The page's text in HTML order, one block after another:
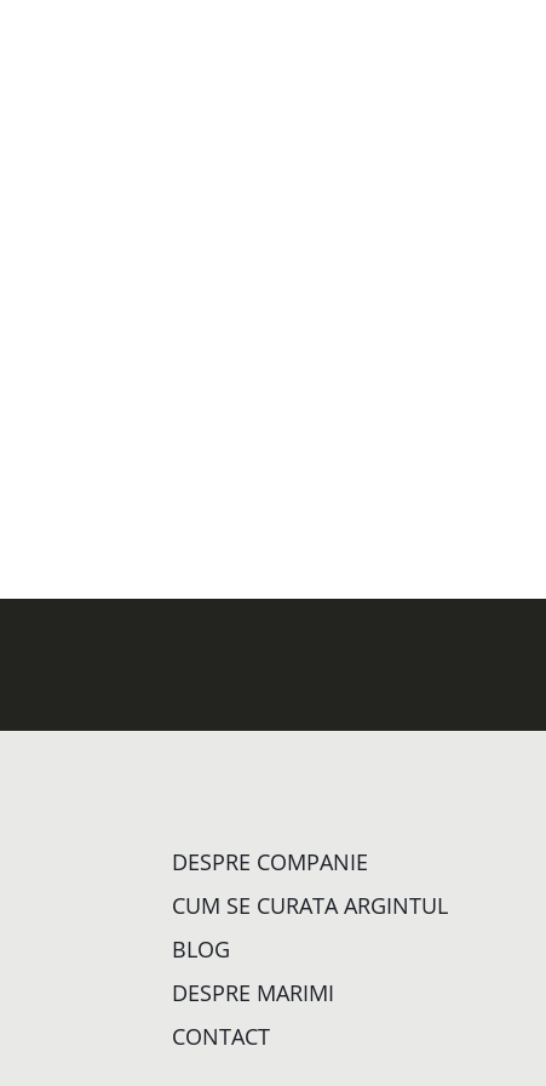
DESPRE COMPANIE
CUM SE CURATA ARGINTUL
BLOG
DESPRE MARIMI
CONTACT